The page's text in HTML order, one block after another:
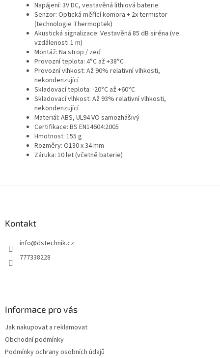
Napájení: 3V DC, vestavěná lithiová baterie
Senzor: Optická měřící komora + 2x termistor
(technologie Thermoptek)
Akustická signalizace: Vestavěná 85 dB siréna (ve
vzdálenosti 1 m)
Montáž: Na strop / zeď
Provozní teplota: 4°C až +38°C
Provozní vlhkost: Až 90% relativní vlhkosti,
nekondenzující
Skladovací teplota: -20°C až +60°C
Skladovací vlhkost: Až 93% relativní vlhkosti,
nekondenzující
Materiál: ABS, UL94 VO samozhášivý
Certifikace: BS EN14604:2005
Hmotnost: 155 g
Rozměry: O130 x 34 mm
Záruka: 10 let (včetně baterie)
Kontakt
info@dstechnik.cz
777338228
Informace pro vás
Jak nakupovat a reklamovat
Obchodní podmínky
Podmínky ochrany osobních údajů